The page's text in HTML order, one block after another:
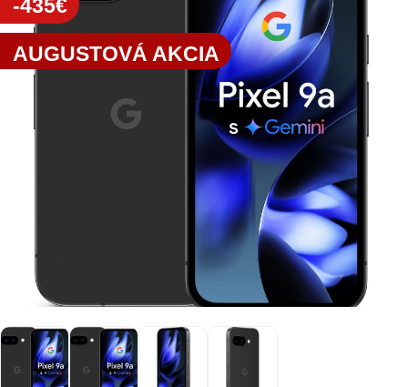
-435€
AUGUSTOVÁ AKCIA